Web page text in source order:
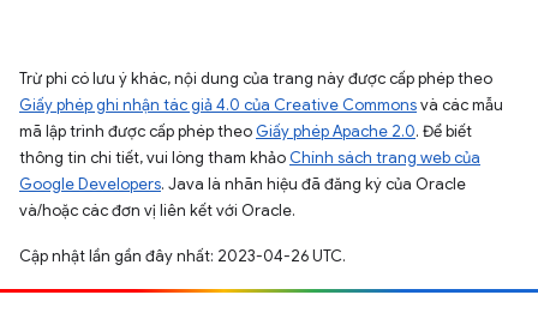
Trừ phi có lưu ý khác, nội dung của trang này được cấp phép theo
Giấy phép ghi nhận tác giả 4.0 của Creative Commonsvà các mẫu
mã lập trình được cấp phép theo Giấy phép Apache 2.0. Để biết
thông tin chi tiết, vui lòng tham khảo Chính sách trang web của
Google Developers. Java là nhãn hiệu đã đăng ký của Oracle
và/hoặc các đơn vị liên kết với Oracle.
Cập nhật lần gần đây nhất: 2023-04-26 UTC.